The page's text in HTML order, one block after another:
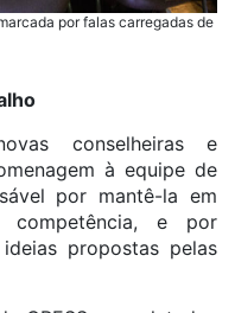
por falas carregadas de
conselheiras e
à equipe de
por mantê-la em
competência, e por
propostas pelas